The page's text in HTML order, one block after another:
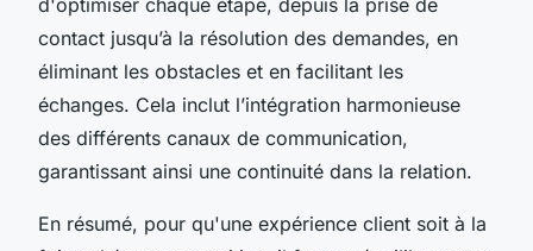
contact jusqu’à la résolution des demandes, en
éliminant les obstacles et en facilitant les
échanges. Cela inclut l’intégration harmonieuse
des différents canaux de communication,
garantissant ainsi une continuité dans la relation.
En résumé, pour qu'une expérience client soit à la